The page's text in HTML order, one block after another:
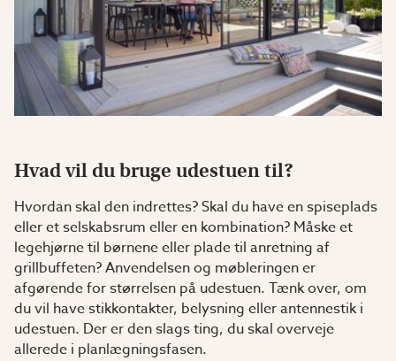
Hvad vil du bruge udestuen til?
Hvordan skal den indrettes? Skal du have en spiseplads
eller et selskabsrum eller en kombination? Måske et
legehjørne til børnene eller plade til anretning af
grillbuffeten? Anvendelsen og møbleringen er
afgørende for størrelsen på udestuen. Tænk over, om
du vil have stikkontakter, belysning eller antennestik i
udestuen. Der er den slags ting, du skal overveje
allerede i planlægningsfasen.